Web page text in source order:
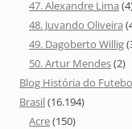
47. Alexandre Lima
48. Juvando Oliveira
49. Dagoberto Willig
50. Artur Mendes(2)
Blog História do
Brasil(16.194)
Acre(150)